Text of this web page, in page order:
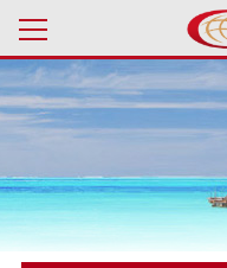
Проверка на резервация
ПОЧИВКИ С АВТОБУС 2026
ПОЧИВКИ СЪС САМОЛЕТ